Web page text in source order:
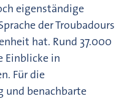
eigenständige
der Troubadours
hat. Rund 37.000
Einblicke in
Für die
und benachbarte